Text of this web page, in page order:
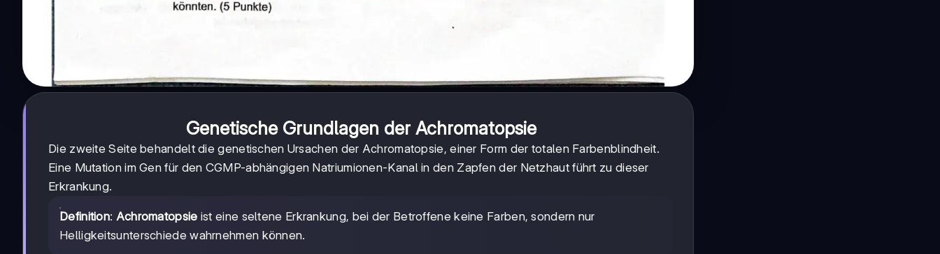
Genetische Grundlagen der Achromatopsie
Die zweite Seite behandelt die genetischen Ursachen der Achromatopsie, einer Form der totalen Farbenblindheit.
Eine Mutation im Gen für den CGMP-abhängigen Natriumionen-Kanal in den Zapfen der Netzhaut führt zu dieser
Erkrankung.
Definition: Achromatopsie ist eine seltene Erkrankung, bei der Betroffene keine Farben, sondern nur
Helligkeitsunterschiede wahrnehmen können.